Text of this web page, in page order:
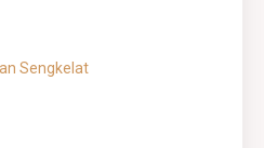
Sengkelat